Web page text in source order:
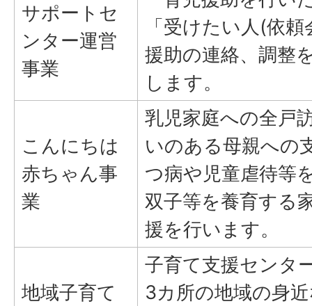
サポートセ
ンター運営
事業
「受けたい人(依
援助の連絡、調整
します。
こんにちは
赤ちゃん事
業
乳児家庭への全戸
いのある母親への
つ病や児童虐待等
双子等を養育する
援を行います。
地域子育て
子育て支援センタ
3カ所の地域の身